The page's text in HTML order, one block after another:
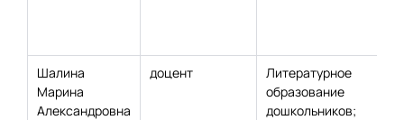
Шалина
Марина
Александровна
доцент
Литературное
образование
дошкольников;